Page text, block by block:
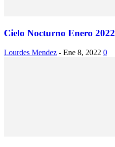
Cielo Nocturno Enero 2022
Lourdes Mendez - Ene 8, 2022 0